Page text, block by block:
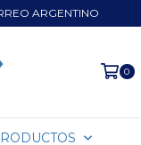
ARGENTINO
0